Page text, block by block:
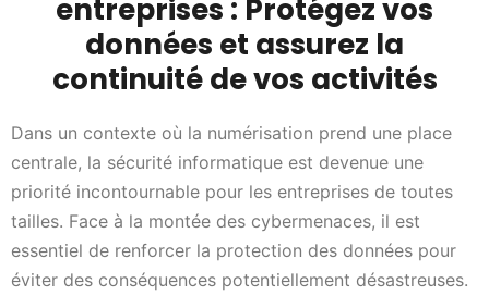
entreprises : Protégez vos
données et assurez la
continuité de vos activités
Dans un contexte où la numérisation prend une place
centrale, la sécurité informatique est devenue une
priorité incontournable pour les entreprises de toutes
tailles. Face à la montée des cybermenaces, il est
essentiel de renforcer la protection des données pour
éviter des conséquences potentiellement désastreuses.